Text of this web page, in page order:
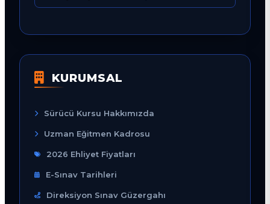
KURUMSAL
Sürücü Kursu Hakkımızda
Uzman Eğitmen Kadrosu
2026 Ehliyet Fiyatları
E-Sınav Tarihleri
Direksiyon Sınav Güzergahı